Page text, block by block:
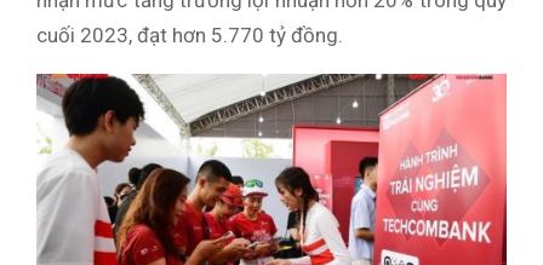
cuối 2023, đạt hơn 5.770 tỷ đồng.